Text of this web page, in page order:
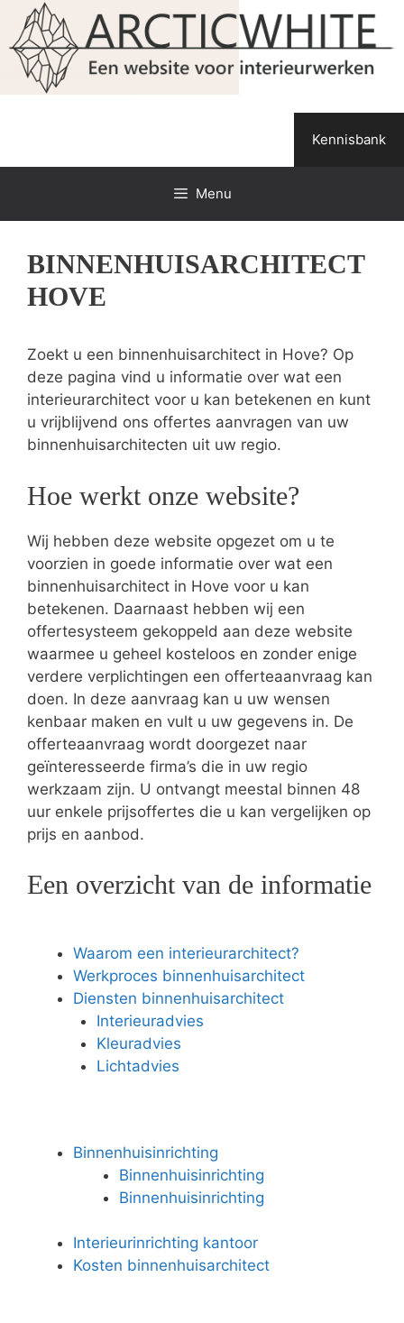
Spring
naar
de
inhoud
Kennisbank
Menu
BINNENHUISARCHITECT
HOVE
Zoekt u een binnenhuisarchitect in Hove? Op
deze pagina vind u informatie over wat een
interieurarchitect voor u kan betekenen en kunt
u vrijblijvend ons offertes aanvragen van uw
binnenhuisarchitecten uit uw regio.
Hoe werkt onze website?
Wij hebben deze website opgezet om u te
voorzien in goede informatie over wat een
binnenhuisarchitect in Hove voor u kan
betekenen. Daarnaast hebben wij een
offertesysteem gekoppeld aan deze website
waarmee u geheel kosteloos en zonder enige
verdere verplichtingen een offerteaanvraag kan
doen. In deze aanvraag kan u uw wensen
kenbaar maken en vult u uw gegevens in. De
offerteaanvraag wordt doorgezet naar
geïnteresseerde firma’s die in uw regio
werkzaam zijn. U ontvangt meestal binnen 48
uur enkele prijsoffertes die u kan vergelijken op
prijs en aanbod.
Een overzicht van de informatie
Waarom een interieurarchitect?
Werkproces binnenhuisarchitect
Diensten binnenhuisarchitect
Interieuradvies
Kleuradvies
Lichtadvies
Binnenhuisinrichting
Binnenhuisinrichting
Binnenhuisinrichting
Interieurinrichting kantoor
Kosten binnenhuisarchitect